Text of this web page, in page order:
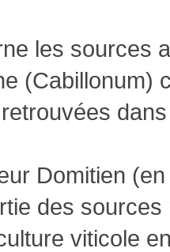
les sources
(Cabillonum)
Domitien
des
viticole